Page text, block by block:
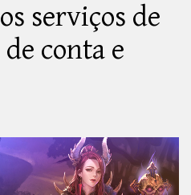
serviços de
conta e